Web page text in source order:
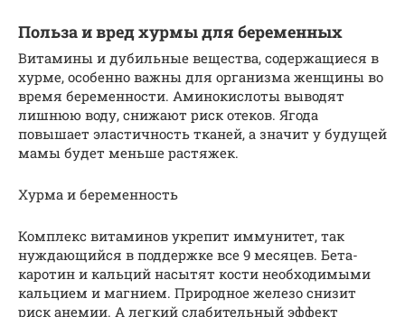
Польза и вред хурмы для беременных
Витамины и дубильные вещества, содержащиеся в
хурме, особенно важны для организма женщины во
время беременности. Аминокислоты выводят
лишнюю воду, снижают риск отеков. Ягода
повышает эластичность тканей, а значит у будущей
мамы будет меньше растяжек.
Хурма и беременность
Комплекс витаминов укрепит иммунитет, так
нуждающийся в поддержке все 9 месяцев. Бета-
каротин и кальций насытят кости необходимыми
кальцием и магнием. Природное железо снизит
риск анемии. А легкий слабительный эффект